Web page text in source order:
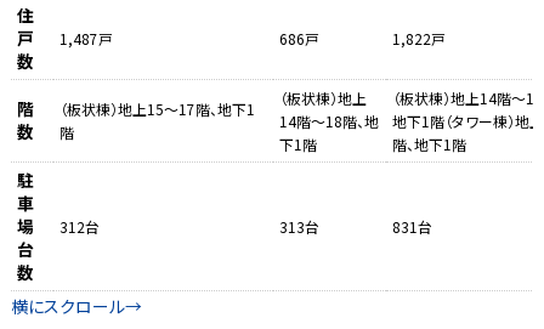
住
戸
数
1,487戸 686戸 1,822戸
階
数
（板状棟）地上15～17階、地下1
階
（板状棟）地上
14階～18階、地
下1階
（板状棟）地上14階～18
地下1階（タワー棟）地
階、地下1階
駐
車
場
台
数
312台 313台 831台